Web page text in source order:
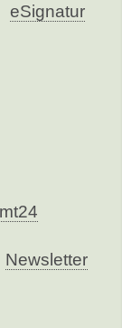
eSignatur
Newsletter